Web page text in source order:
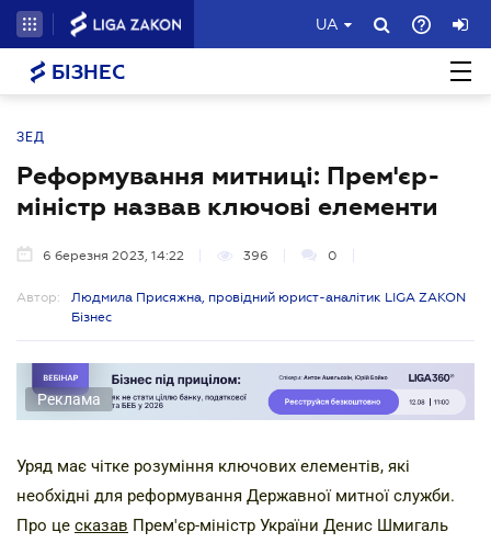
UA
БІЗНЕС
ЗЕД
Реформування митниці: Прем'єр-
міністр назвав ключові елементи
6 березня 2023, 14:22 396 0
Автор:
Людмила Присяжна, провідний юрист-аналітик LIGA ZAKON
Бізнес
Реклама
Уряд має чітке розуміння ключових елементів, які
необхідні для реформування Державної митної служби.
Про це сказав Прем'єр-міністр України Денис Шмигаль